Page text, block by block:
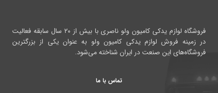
فروشگاه لوازم یدکی کامیون ولو ناصری با بیش از ۲۰ سال سابقه فعالیت
در زمینه فروش لوازم یدکی کامیون ولو به عنوان یکی از بزرگترین
فروشگاه‌های این صنعت در ایران شناخته می‌شود.
تماس با ما